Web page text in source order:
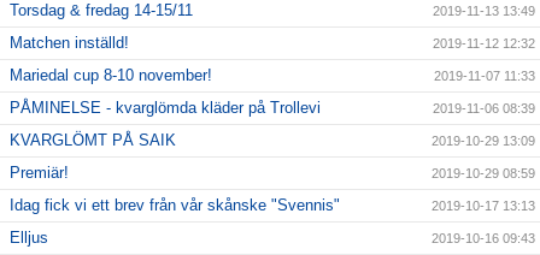
Torsdag & fredag 14-15/11 2019-11-13 13:49
Matchen inställd! 2019-11-12 12:32
Mariedal cup 8-10 november! 2019-11-07 11:33
PÅMINELSE - kvarglömda kläder på Trollevi 2019-11-06 08:39
KVARGLÖMT PÅ SAIK 2019-10-29 13:09
Premiär! 2019-10-29 08:59
Idag fick vi ett brev från vår skånske "Svennis" 2019-10-17 13:13
Elljus 2019-10-16 09:43